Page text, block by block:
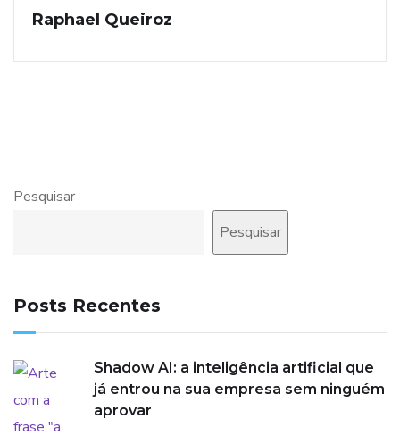
Raphael Queiroz
Pesquisar
Pesquisar
Posts Recentes
Shadow AI: a inteligência artificial que
já entrou na sua empresa sem ninguém
aprovar